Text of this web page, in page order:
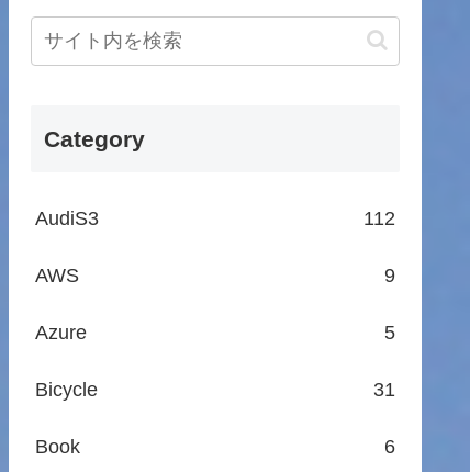
Category
AudiS3 112
AWS 9
Azure 5
Bicycle 31
Book 6